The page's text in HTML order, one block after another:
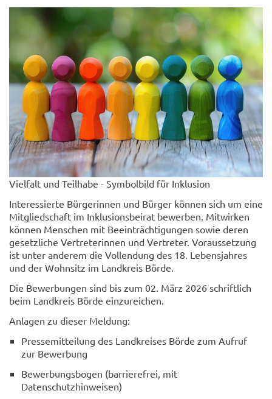
Vielfalt und Teilhabe - Symbolbild für Inklusion
Interessierte Bürgerinnen und Bürger können sich um eine
Mitgliedschaft im Inklusionsbeirat bewerben. Mitwirken
können Menschen mit Beeinträchtigungen sowie deren
gesetzliche Vertreterinnen und Vertreter. Voraussetzung
ist unter anderem die Vollendung des 18. Lebensjahres
und der Wohnsitz im Landkreis Börde.
Die Bewerbungen sind bis zum 02. März 2026 schriftlich
beim Landkreis Börde einzureichen.
Anlagen zu dieser Meldung:
Pressemitteilung des Landkreises Börde zum Aufruf
zur Bewerbung
Bewerbungsbogen (barrierefrei, mit
Datenschutzhinweisen)